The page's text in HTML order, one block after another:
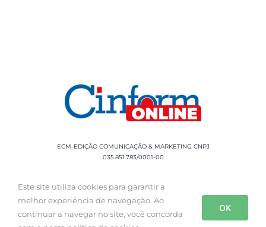
ECM-EDIÇÃO COMUNICAÇÃO & MARKETING CNPJ
035.851.783/0001-00
Rua Sílvio Cesar Leite, 90 Salgado Filho -
Aracaju, SE, CEP: 49020-060 Fone: +55 79
Este site utiliza cookies para garantir a
melhor experiência de navegação. Ao
continuar a navegar no site, você concorda
OK